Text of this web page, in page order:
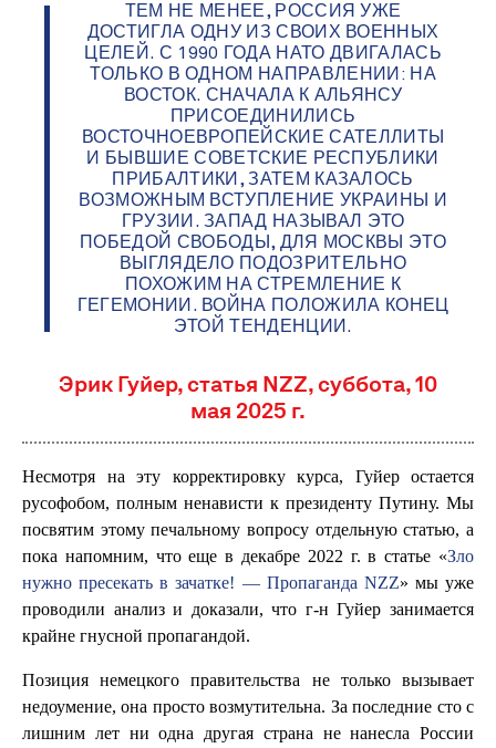
ТЕМ НЕ МЕНЕЕ, РОССИЯ УЖЕ
ДОСТИГЛА ОДНУ ИЗ СВОИХ ВОЕННЫХ
ЦЕЛЕЙ. С 1990 ГОДА НАТО ДВИГАЛАСЬ
ТОЛЬКО В ОДНОМ НАПРАВЛЕНИИ: НА
ВОСТОК. СНАЧАЛА К АЛЬЯНСУ
ПРИСОЕДИНИЛИСЬ
ВОСТОЧНОЕВРОПЕЙСКИЕ САТЕЛЛИТЫ
И БЫВШИЕ СОВЕТСКИЕ РЕСПУБЛИКИ
ПРИБАЛТИКИ, ЗАТЕМ КАЗАЛОСЬ
ВОЗМОЖНЫМ ВСТУПЛЕНИЕ УКРАИНЫ И
ГРУЗИИ. ЗАПАД НАЗЫВАЛ ЭТО
ПОБЕДОЙ СВОБОДЫ, ДЛЯ МОСКВЫ ЭТО
ВЫГЛЯДЕЛО ПОДОЗРИТЕЛЬНО
ПОХОЖИМ НА СТРЕМЛЕНИЕ К
ГЕГЕМОНИИ. ВОЙНА ПОЛОЖИЛА КОНЕЦ
ЭТОЙ ТЕНДЕНЦИИ.
Эрик Гуйер, статья NZZ, суббота, 10
мая 2025 г.
Несмотря на эту корректировку курса, Гуйер остается
русофобом, полным ненависти к президенту Путину. Мы
посвятим этому печальному вопросу отдельную статью, а
пока напомним, что еще в декабре 2022 г. в статье «Зло
нужно пресекать в зачатке! — Пропаганда NZZ» мы уже
проводили анализ и доказали, что г-н Гуйер занимается
крайне гнусной пропагандой.
Позиция немецкого правительства не только вызывает
недоумение, она просто возмутительна. За последние сто с
лишним лет ни одна другая страна не нанесла России